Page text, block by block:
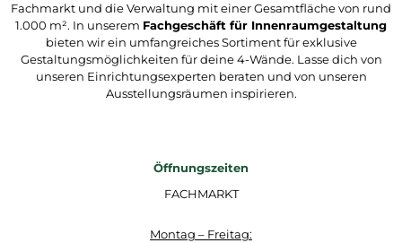
Fachmarkt und die Verwaltung mit einer Gesamtfläche von rund
1.000 m². In unserem Fachgeschäft für Innenraumgestaltung
bieten wir ein umfangreiches Sortiment für exklusive
Gestaltungsmöglichkeiten für deine 4-Wände. Lasse dich von
unseren Einrichtungsexperten beraten und von unseren
Ausstellungsräumen inspirieren.
Öffnungszeiten
FACHMARKT
Montag – Freitag: